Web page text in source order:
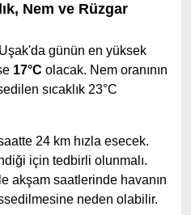
Nem ve Rüzgar
günün en yüksek
17°C olacak. Nem oranının
sıcaklık 23°C
24 km hızla esecek.
için tedbirli olunmalı.
akşam saatlerinde havanın
neden olabilir.